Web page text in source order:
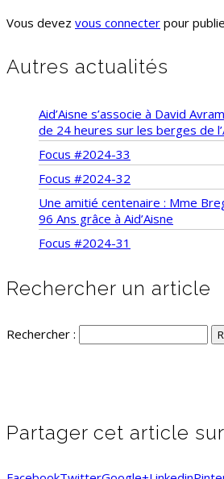
Vous devez vous connecter pour
Autres actualités
Aid’Aisne s’associe à David
de 24 heures sur les berges de
Focus #2024-33
Focus #2024-32
Une amitié centenaire : Mme
96 Ans grâce à Aid’Aisne
Focus #2024-31
Rechercher un article
Rechercher :
Partager cet article